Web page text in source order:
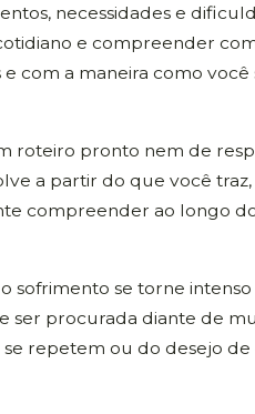
necessidades e
e compreender
com a maneira como você
roteiro pronto nem de
a partir do que você
compreender ao longo
sofrimento se torne
ser procurada diante de
repetem ou do desejo